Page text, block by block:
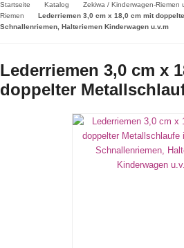
Startseite Katalog
Zekiwa / Kinderwagen-Riemen
Riemen
Lederriemen 3,0 cm x 18,0 cm mit
Schnallenriemen, Halteriemen Kinderwagen u.v.m
Lederriemen 3,0 cm x
doppelter